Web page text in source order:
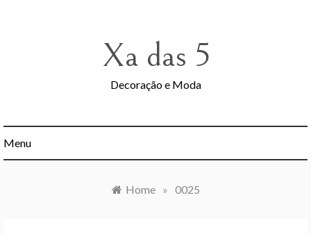
Xa das 5
Decoração e Moda
Menu
Home » 0025